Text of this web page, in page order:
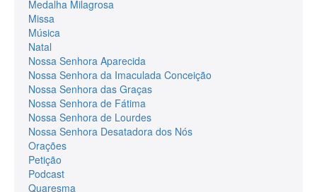
Medalha Milagrosa
Missa
Música
Natal
Nossa Senhora Aparecida
Nossa Senhora da Imaculada Conceição
Nossa Senhora das Graças
Nossa Senhora de Fátima
Nossa Senhora de Lourdes
Nossa Senhora Desatadora dos Nós
Orações
Petição
Podcast
Quaresma